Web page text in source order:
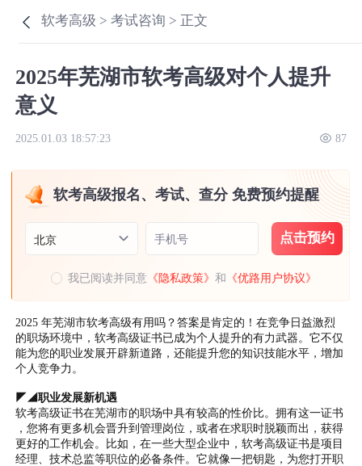
软考高级 >考试咨询 > 正文
2025年芜湖市软考高级对个人提升
意义
2025.01.03 18:57:23 87
软考高级报名、考试、查分 免费预约提醒
北京 手机号 点击预约
我已阅读并同意 《隐私政策》和 《优路用户协议》
2025 年芜湖市软考高级有用吗？答案是肯定的！在竞争日益激烈
的职场环境中，软考高级证书已成为个人提升的有力武器。它不仅
能为您的职业发展开辟新道路，还能提升您的知识技能水平，增加
个人竞争力。
◤◢职业发展新机遇
软考高级证书在芜湖市的职场中具有较高的性价比。拥有这一证书
，您将有更多机会晋升到管理岗位，或者在求职时脱颖而出，获得
更好的工作机会。比如，在一些大型企业中，软考高级证书是项目
经理、技术总监等职位的必备条件。它就像一把钥匙，为您打开职